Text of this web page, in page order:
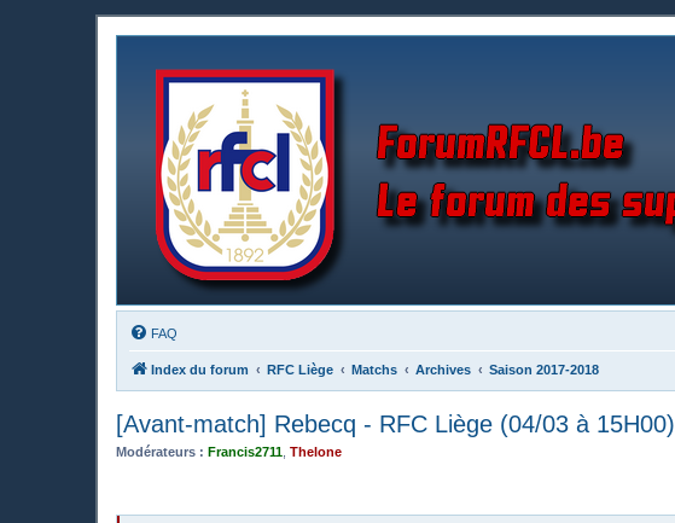
FAQ
Index du forum RFC Liège Matchs Archives Saison 2017-2018
[Avant-match] Rebecq - RFC Liège (04/03 à 15H00)
Modérateurs : Francis2711 Thelone